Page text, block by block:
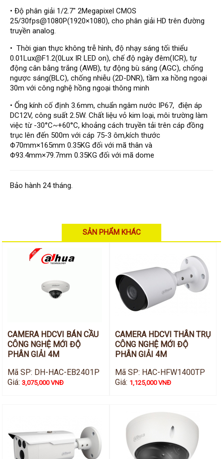
Thiết bị Enforcer
access control
Khóa điện tử VIRO
Khóa điện tử KBVISION
Access control Syris
Giải pháp
LẮP ĐẶT CAMERA TRỌN GÓI
GIẢI PHÁP CAMERA AN NINH
BÁO ĐỘNG CHỐNG TRỘM
GIẢI PHÁP GIÁM SÁT RA VÀO
GIẢI PHÁP NHỎ TRỌN GÓI
Hỗ trợ kỹ thuật
Tin tức
Liên hệ
• Độ phân giải 1/2.7" 2Megapixel CMOS
25/30fps@1080P(1920×1080), cho phân giải HD trên đường
truyền analog.
• Thời gian thực không trễ hình, độ nhạy sáng tối thiểu
0.01Lux@F1.2(0Lux IR LED on), chế độ ngày đêm(ICR), tự
động cân bằng trắng (AWB), tự động bù sáng (AGC), chống
ngược sáng(BLC), chống nhiễu (2D-DNR), tầm xa hồng ngoại
30m với công nghệ hồng ngoại thông minh
• Ống kính cố định 3.6mm, chuẩn ngâm nước IP67, điện áp
DC12V, công suất 2.5W. Chất liệu vỏ kim loại, môi trường làm
việc từ -30°C~+60°C, khoảng cách truyền tải trên cáp đồng
trục lên đến 500m với cáp 75-3 ôm,kích thước
Φ70mm×165mm 0.35KG đối với mã thân và
Φ93.4mm×79.7mm 0.35KG đối với mã dome
Bảo hành 24 tháng.
SẢN PHẨM KHÁC
CAMERA HDCVI BÁN CẦU
CÔNG NGHỆ MỚI ĐỘ
PHÂN GIẢI 4M
Mã SP: DH-HAC-EB2401P
Giá:3,075,000 VNĐ
CAMERA HDCVI THÂN TRỤ
CÔNG NGHỆ MỚI ĐỘ
PHÂN GIẢI 4M
Mã SP: HAC-HFW1400TP
Giá: 1,125,000 VNĐ